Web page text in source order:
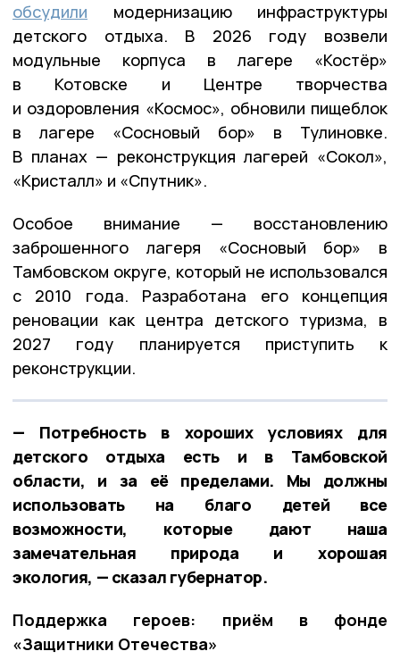
обсудили модернизацию инфраструктуры
детского отдыха. В 2026 году возвели
модульные корпуса в лагере «Костёр»
в Котовске и Центре творчества
и оздоровления «Космос», обновили пищеблок
в лагере «Сосновый бор» в Тулиновке.
В планах — реконструкция лагерей «Сокол»,
«Кристалл» и «Спутник».
Особое внимание — восстановлению
заброшенного лагеря «Сосновый бор» в
Тамбовском округе, который не использовался
с 2010 года. Разработана его концепция
реновации как центра детского туризма, в
2027 году планируется приступить к
реконструкции.
— Потребность в хороших условиях для
детского отдыха есть и в Тамбовской
области, и за её пределами. Мы должны
использовать на благо детей все
возможности, которые дают наша
замечательная природа и хорошая
экология, — сказал губернатор.
Поддержка героев: приём в фонде
«Защитники Отечества»